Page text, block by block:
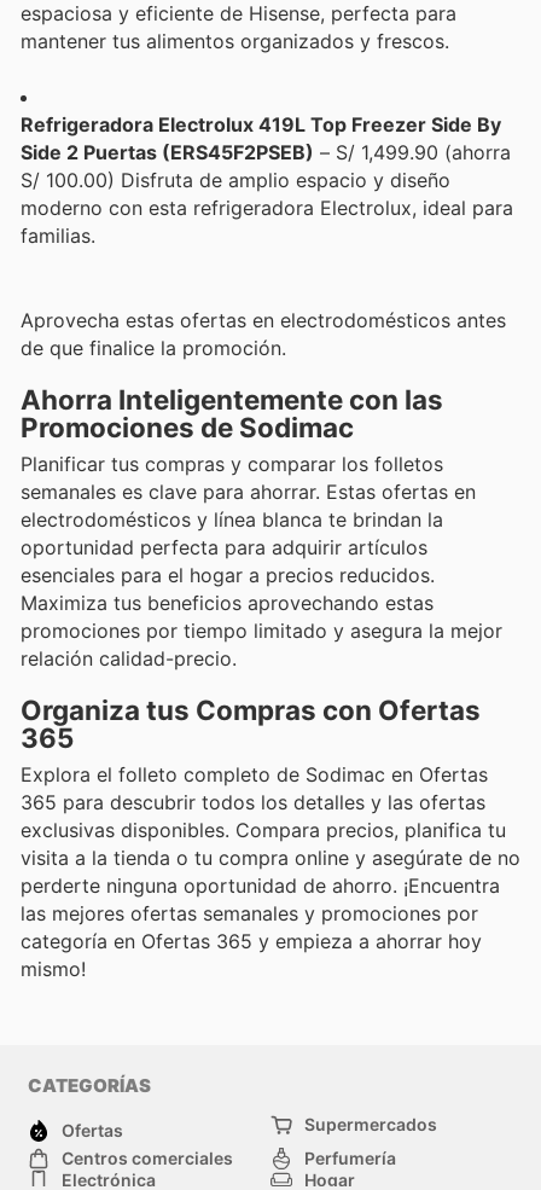
espaciosa y eficiente de Hisense, perfecta para
mantener tus alimentos organizados y frescos.
Refrigeradora Electrolux 419L Top Freezer Side By
Side 2 Puertas (ERS45F2PSEB) – S/ 1,499.90 (ahorra
S/ 100.00) Disfruta de amplio espacio y diseño
moderno con esta refrigeradora Electrolux, ideal para
familias.
Aprovecha estas ofertas en electrodomésticos antes
de que finalice la promoción.
Ahorra Inteligentemente con las
Promociones de Sodimac
Planificar tus compras y comparar los folletos
semanales es clave para ahorrar. Estas ofertas en
electrodomésticos y línea blanca te brindan la
oportunidad perfecta para adquirir artículos
esenciales para el hogar a precios reducidos.
Maximiza tus beneficios aprovechando estas
promociones por tiempo limitado y asegura la mejor
relación calidad-precio.
Organiza tus Compras con Ofertas
365
Explora el folleto completo de Sodimac en Ofertas
365 para descubrir todos los detalles y las ofertas
exclusivas disponibles. Compara precios, planifica tu
visita a la tienda o tu compra online y asegúrate de no
perderte ninguna oportunidad de ahorro. ¡Encuentra
las mejores ofertas semanales y promociones por
categoría en Ofertas 365 y empieza a ahorrar hoy
mismo!
CATEGORÍAS
Ofertas
Supermercados
Centros comerciales
Perfumería
Electrónica
Hogar